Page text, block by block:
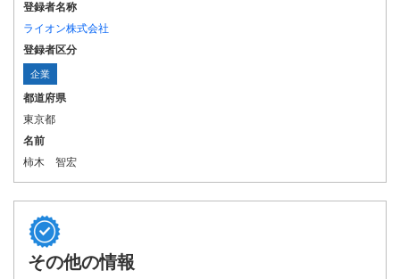
登録者名称
ライオン株式会社
登録者区分
企業
都道府県
東京都
名前
柿木 智宏
その他の情報